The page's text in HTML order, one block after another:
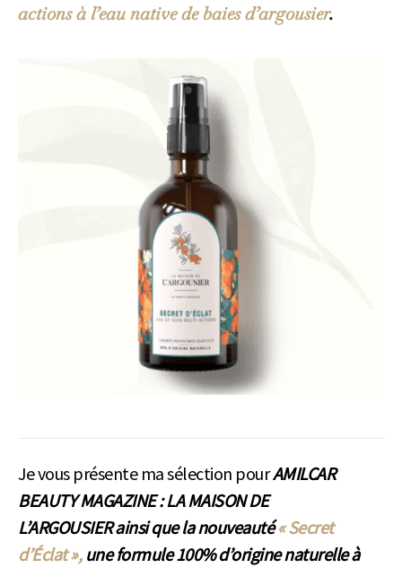
actions à l’eau native de baies d’argousier.
Je vous présente ma sélection pourAMILCAR
BEAUTY MAGAZINE : LA MAISON DE
L’ARGOUSIER ainsi que la nouveauté« Secret
d’Éclat »,une formule 100% d’origine naturelle à